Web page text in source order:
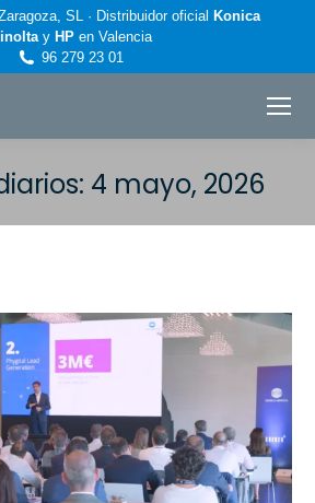
SL · Distribuidor oficial Konica
y HP en Valencia
96 279 23 01
4 mayo, 2026